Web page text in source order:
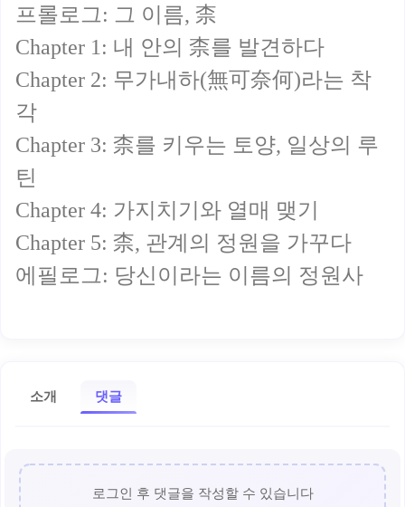
프롤로그: 그 이름, 柰
Chapter 1: 내 안의 柰를 발견하다
Chapter 2: 무가내하(無可奈何)라는 착
각
Chapter 3: 柰를 키우는 토양, 일상의 루
틴
Chapter 4: 가지치기와 열매 맺기
Chapter 5: 柰, 관계의 정원을 가꾸다
에필로그: 당신이라는 이름의 정원사
소개 댓글
로그인 후 댓글을 작성할 수 있습니다